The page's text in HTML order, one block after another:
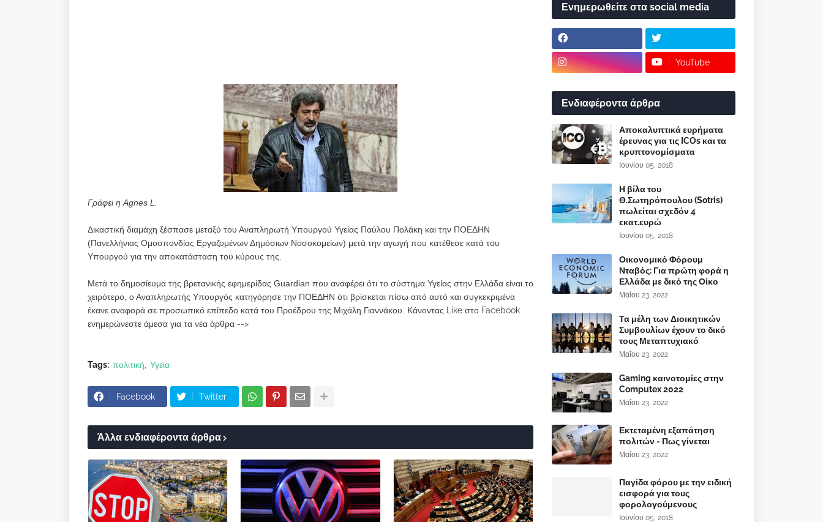
Γράφει η Agnes L.
Δικαστική διαμάχη ξέσπασε μεταξύ του Αναπληρωτή Υπουργού Υγείας Παύλου Πολάκη και την ΠΟΕΔΗΝ
(Πανελλήνιας Ομοσπονδίας Εργαζομένων Δημόσιων Νοσοκομείων) μετά την αγωγή που κατέθεσε κατά του
Υπουργού για την αποκατάσταση του κύρους της.
Μετά το δημοσίευμα της βρετανικής εφημερίδας Guardian που αναφέρει ότι το σύστημα Υγείας στην Ελλάδα είναι το
χειρότερο, ο Αναπληρωτής Υπουργός κατηγόρησε την ΠΟΕΔΗΝ ότι βρίσκεται πίσω από αυτό και συγκεκριμένα
έκανε αναφορά σε προσωπικό επίπεδο κατά του Προέδρου της Μιχάλη Γιαννάκου. Κάνοντας Like στο Facebook
ενημερώνεστε άμεσα για τα νέα άρθρα -->
Tags: πολιτική Υγεία
Facebook Twitter
Άλλα ενδιαφέροντα άρθρα
Ενημερωθείτε στα social media
YouTube
Ενδιαφέροντα άρθρα
Αποκαλυπτικά ευρήματα
έρευνας για τις ICOs και τα
κρυπτονομίσματα
Ιουνίου 05, 2018
Η βίλα του
Θ.Σωτηρόπουλου (Sotris)
πωλείται σχεδόν 4
εκατ.ευρώ
Ιουνίου 05, 2018
Οικονομικό Φόρουμ
Νταβός: Για πρώτη φορά η
Ελλάδα με δικό της Οίκο
Μαΐου 23, 2022
Τα μέλη των Διοικητικών
Συμβουλίων έχουν το δικό
τους Μεταπτυχιακό
Μαΐου 23, 2022
Gaming καινοτομίες στην
Computex 2022
Μαΐου 23, 2022
Εκτεταμένη εξαπάτηση
πολιτών - Πως γίνεται
Μαΐου 23, 2022
Παγίδα φόρου με την ειδική
εισφορά για τους
φορολογούμενους
Ιουνίου 05, 2018